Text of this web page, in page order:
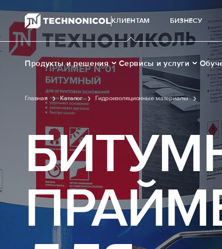
КЛИЕНТАМ БИЗНЕСУ
Продукты и решения Сервисы и услуги
Главная Каталог Гидроизоляционные материалы